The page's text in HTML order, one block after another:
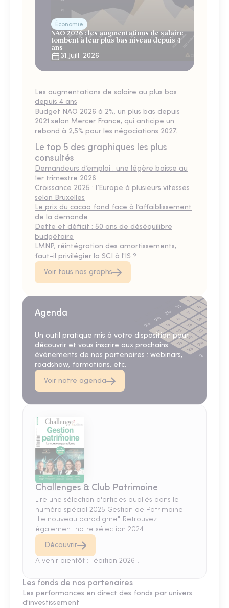
Économie
NAO 2026 : les augmentations de salaire
tombent à leur plus bas niveau depuis 4
ans
31 Juill. 2026
Les augmentations de salaire au plus bas
depuis 4 ans
Budget NAO 2026 à 2%, un plus bas depuis
2021 selon Mercer France, qui anticipe un
rebond à 2,5% pour les négociations 2027.
Le top 5 des graphiques les plus
consultés
Demandeurs d’emploi : une légère baisse au
1er trimestre 2026
Croissance 2025 : l’Europe à plusieurs vitesses
selon Bruxelles
Le prix du cacao fond face à l’affaiblissement
de la demande
Dette et déficit : 50 ans de déséquilibre
budgétaire
LMNP, réintégration des amortissements,
faut-il privilégier la SCI à l'IS ?
Voir tous nos graphs
Agenda
Un outil pratique mis à votre disposition pour
découvrir et vous inscrire aux prochains
événements de nos partenaires : webinars,
roadshow, formations, etc.
Voir notre agenda
Challenges & Club Patrimoine
Lire une sélection d'articles publiés dans le
numéro spécial 2025 Gestion de Patrimoine
"Le nouveau paradigme". Retrouvez
également notre sélection 2024.
Découvrir
A venir bientôt : l'édition 2026 !
Les fonds de nos partenaires
Les performances en direct des fonds par univers
d'investissement